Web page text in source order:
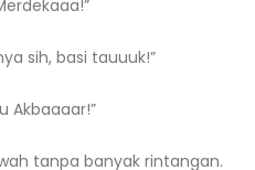
sih, basi tauuuk!”
Akbaaaar!”
tanpa banyak rintangan.